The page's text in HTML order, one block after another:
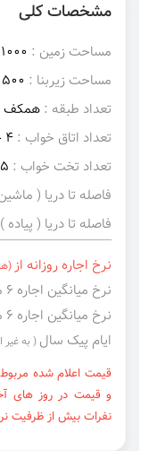
مشخصات کلی
مساحت زمین : 1000 متر
مساحت زیربنا : 500 متر
تعداد طبقه : همکف
تعداد اتاق خواب : 4 خواب
تعداد تخت خواب : 5 تخت
فاصله تا دریا (
فاصله تا دریا ( پیاده
نرخ اجاره روزانه از
نرخ میانگین اجاره ۶ ماه دوم سال
نرخ میانگین اجاره ۶ ماه اول سال
ایام پیک سال ( به
قیمت اعلام شده
و قیمت در روز های
نفرات بیش از ظرفیت